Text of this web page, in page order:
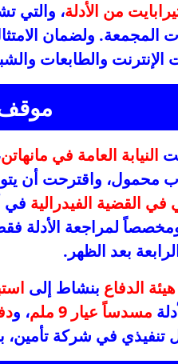
من الأدلة، والتي
المجمعة. ولضمان
الإنترنت والطابعات
موقف
النيابة العامة في مانهاتن
محمول، واقترحت أن
في القضية الفيدرالية في
لمراجعة الأدلة
بعد الظهر.
هيئة الدفاع بنشاط إلى
مسدساً عيار 9 ملم ، و
في شركة تأمين،